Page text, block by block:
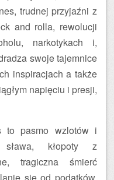
trudnej przyjaźni z
and rolla, rewolucji
narkotykach i,
swoje tajemnice
inspiracjach a także
napięciu i presji,
to pasmo wzlotów i
sława, kłopoty z
tragiczna śmierć